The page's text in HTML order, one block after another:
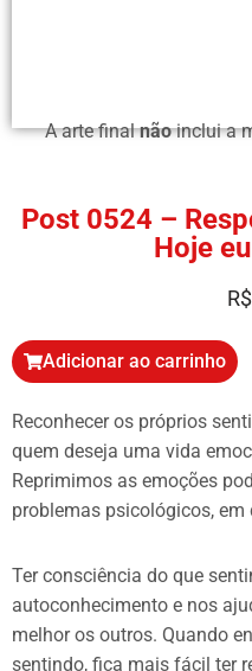
A arte finalnãoinclui a
Post 0524 –
Hoje
R$
Adicionar ao carrinho
Reconhecer os próprios
quem deseja uma vida
Reprimimos as emoções
problemas psicológicos, em
Ter consciência do que
autoconhecimento e nos
melhor os outros. Quando
sentindo, fica mais fácil ter